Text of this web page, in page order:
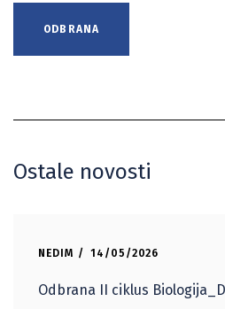
ODBRANA
Ostale novosti
NEDIM 14/05/2026
Odbrana II ciklus